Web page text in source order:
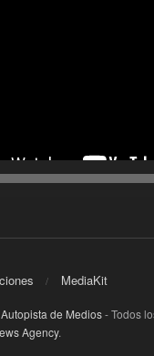
MediaKit
de Medios- Todos
Agency.